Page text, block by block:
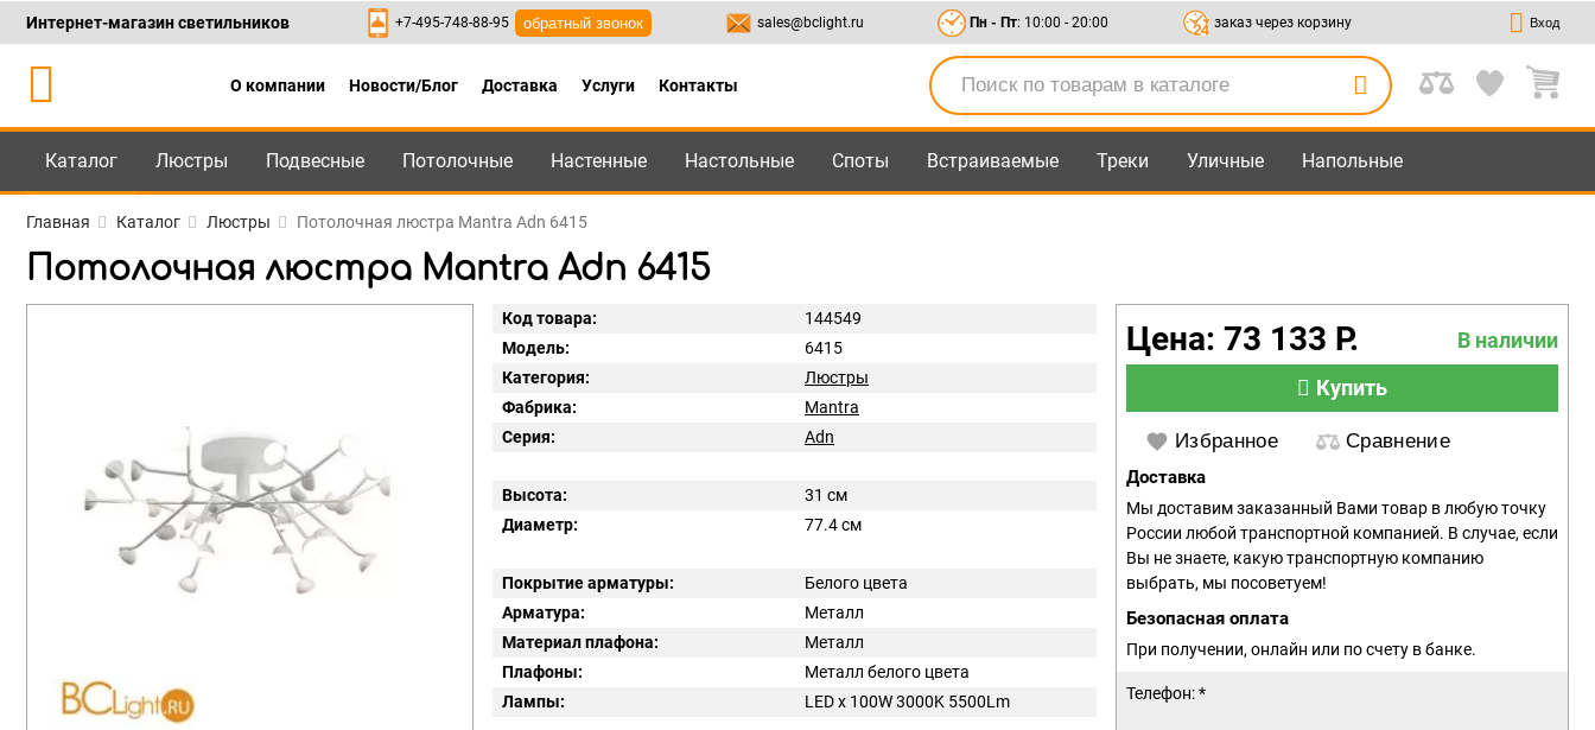
Каталог +7-495-748-88-95 ,8-800-550-95-45 sales@bclight.ru
Интернет-магазин светильников +7-495-748-88-95 обратный звонок sales@bclight.ru Пн - Пт: 10:00 - 20:00 заказ через корзину Вход
О компании Новости/Блог Доставка Услуги Контакты
Каталог Люстры Подвесные Потолочные Настенные Настольные Споты Встраиваемые Треки Уличные Напольные
Главная Каталог Люстры Потолочная люстра Mantra Adn 6415
Потолочная люстра Mantra Adn 6415
Код товара:
144549
Модель:
6415
Категория:
Люстры
Фабрика:
Mantra
Серия:
Adn
Высота:
31 см
Диаметр:
77.4 см
Покрытие арматуры:
Белого цвета
Арматура:
Металл
Материал плафона:
Металл
Плафоны:
Металл белого цвета
Лампы:
LED x 100W 3000K 5500Lm
Цена: 73 133 Р.
В наличии
Купить
Избранное Сравнение
Доставка
Мы доставим заказанный Вами товар в любую точку
России любой транспортной компанией. В случае, если
Вы не знаете, какую транспортную компанию
выбрать, мы посоветуем!
Безопасная оплата
При получении, онлайн или по счету в банке.
Телефон: *